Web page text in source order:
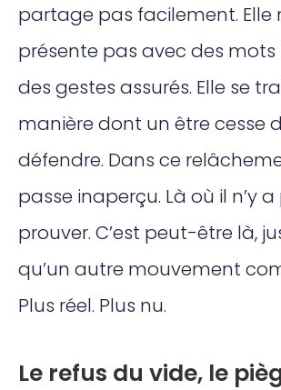
partage pas facilement. Elle
présente pas avec des
des gestes assurés. Elle se
manière dont un être cesse
défendre. Dans ce
passe inaperçu. Là où il n’y
prouver. C’est peut-être là,
qu’un autre mouvement
Plus réel. Plus nu.
Le refus du vide, le